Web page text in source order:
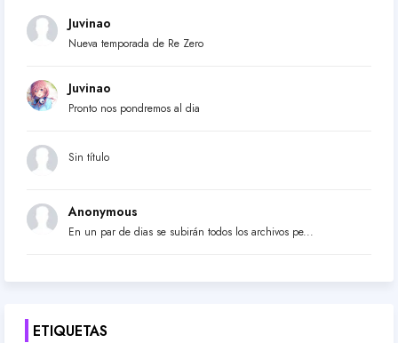
Juvinao
Nueva temporada de Re Zero
Juvinao
Pronto nos pondremos al dia
Sin título
Anonymous
En un par de dias se subirán todos los archivos pe...
ETIQUETAS